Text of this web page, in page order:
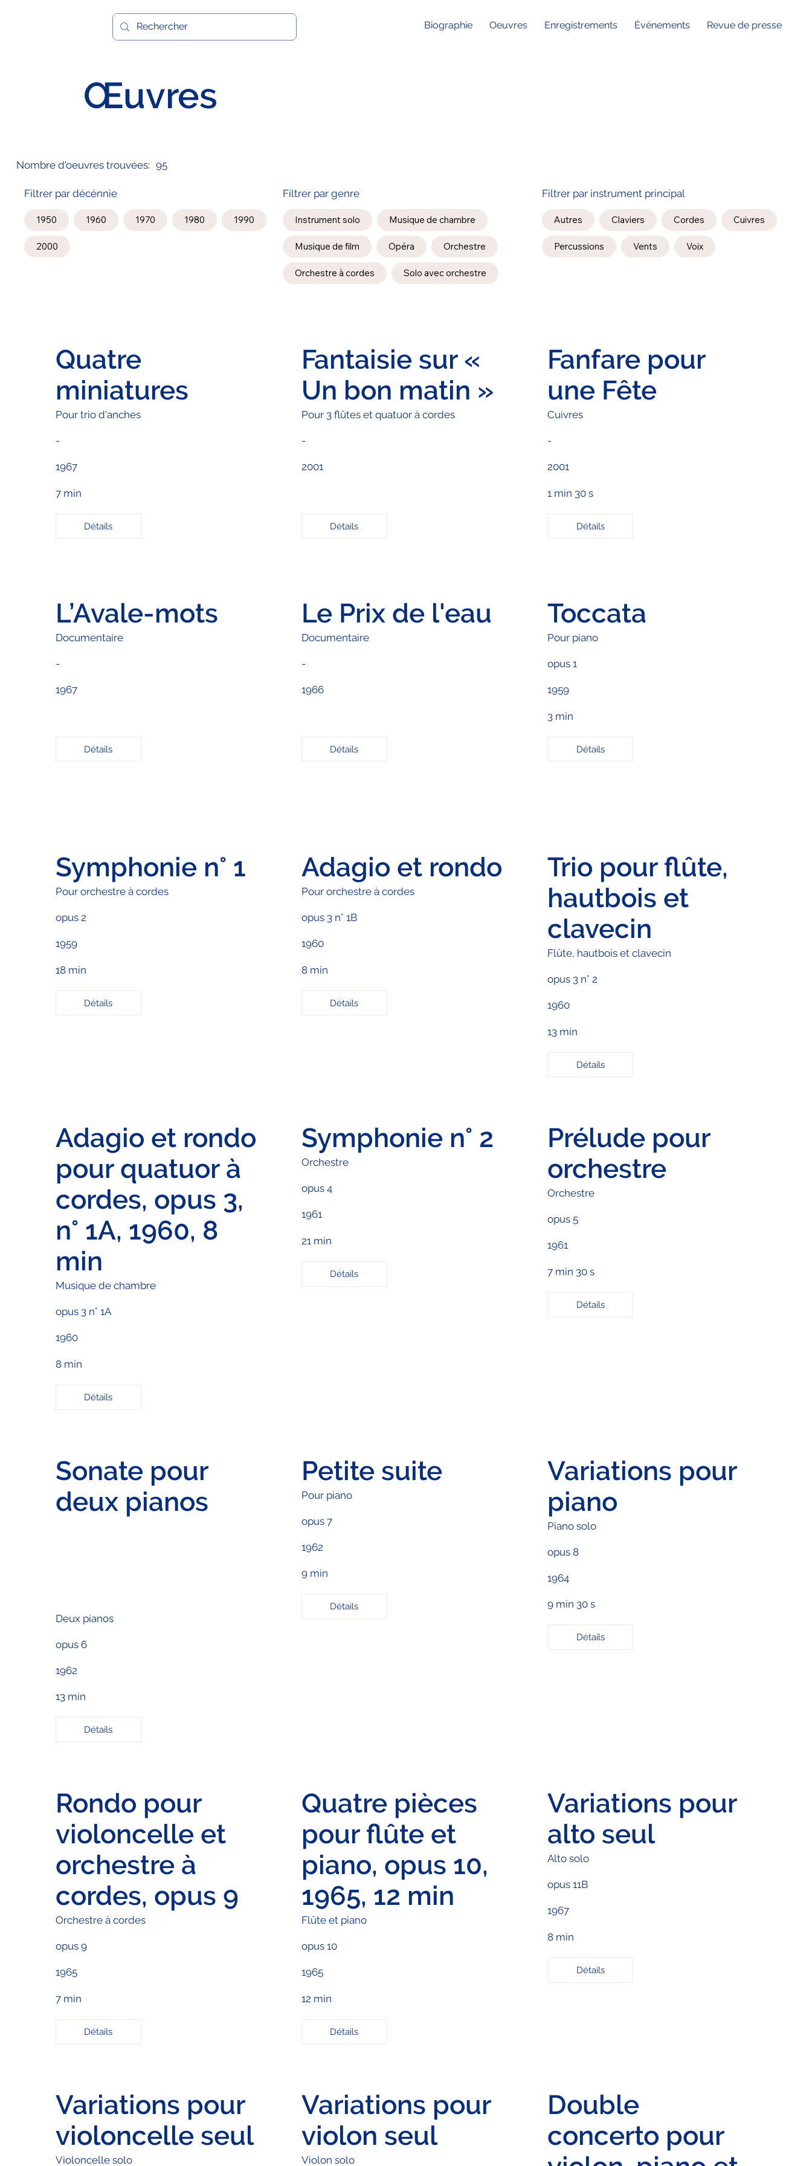
Biographie Oeuvres Enregistrements Événements Revue de presse
Œuvres
Quatre
miniatures
Pour trio d'anches
-
1967
7 min
Détails
Fantaisie sur «
Un bon matin »
Pour 3 flûtes et quatuor à cordes
-
2001
Détails
Fanfare pour
une Fête
Cuivres
-
2001
1 min 30 s
Détails
L’Avale-mots
Documentaire
-
1967
Détails
Le Prix de l'eau
Documentaire
-
1966
Détails
Toccata
Pour piano
opus 1
1959
3 min
Détails
Symphonie n° 1
Pour orchestre à cordes
opus 2
1959
18 min
Détails
Adagio et rondo
Pour orchestre à cordes
opus 3 n° 1B
1960
8 min
Détails
Trio pour flûte,
hautbois et
clavecin
Flûte, hautbois et clavecin
opus 3 n° 2
1960
13 min
Détails
Adagio et rondo
pour quatuor à
cordes, opus 3,
n° 1A, 1960, 8
min
Musique de chambre
opus 3 n° 1A
1960
8 min
Détails
Symphonie n° 2
Orchestre
opus 4
1961
21 min
Détails
Prélude pour
orchestre
Orchestre
opus 5
1961
7 min 30 s
Détails
Sonate pour
deux pianos
Deux pianos
opus 6
1962
13 min
Détails
Petite suite
Pour piano
opus 7
1962
9 min
Détails
Variations pour
piano
Piano solo
opus 8
1964
9 min 30 s
Détails
Rondo pour
violoncelle et
orchestre à
cordes, opus 9
Orchestre à cordes
opus 9
1965
7 min
Détails
Quatre pièces
pour flûte et
piano, opus 10,
1965, 12 min
Flûte et piano
opus 10
1965
12 min
Détails
Variations pour
alto seul
Alto solo
opus 11B
1967
8 min
Détails
Variations pour
violoncelle seul
Violoncelle solo
Variations pour
violon seul
Violon solo
Double
concerto pour
Filtrer par décénnie
1950 1960 1970 1980 1990
2000
Filtrer par instrument principal
Autres Claviers Cordes Cuivres
Percussions Vents Voix
Filtrer par genre
Instrument solo Musique de chambre
Musique de film Opéra Orchestre
Orchestre à cordes Solo avec orchestre
Nombre d'oeuvres trouvées: 95